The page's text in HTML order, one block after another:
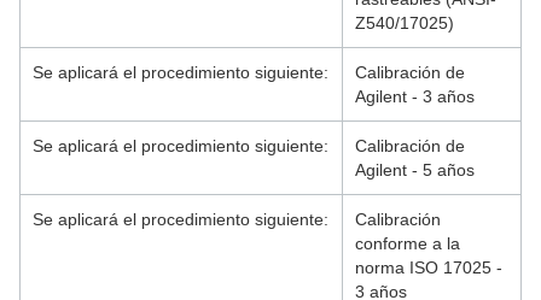
Z540/17025)
Se aplicará el procedimiento siguiente:
Calibración de
Agilent - 3 años
Se aplicará el procedimiento siguiente:
Calibración de
Agilent - 5 años
Se aplicará el procedimiento siguiente:
Calibración
conforme a la
norma ISO 17025 -
3 años